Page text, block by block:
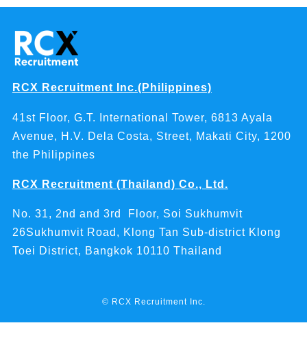
RCX Recruitment Inc.(Philippines)
41st Floor, G.T. International Tower, 6813 Ayala
Avenue, H.V. Dela Costa, Street, Makati City, 1200
the Philippines
RCX Recruitment (Thailand) Co., Ltd.
No. 31, 2nd and 3rd Floor, Soi Sukhumvit
26Sukhumvit Road, Klong Tan Sub-district Klong
Toei District, Bangkok 10110 Thailand
© RCX Recruitment Inc.